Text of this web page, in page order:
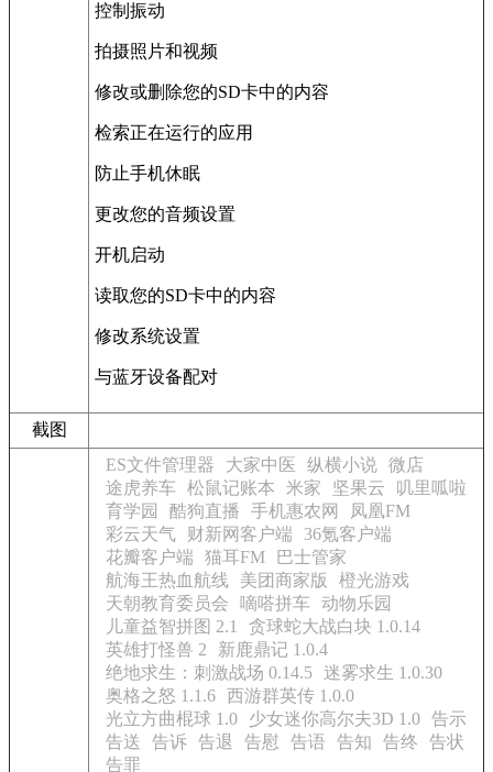
控制振动
拍摄照片和视频
修改或删除您的SD卡中的内容
检索正在运行的应用
防止手机休眠
更改您的音频设置
开机启动
读取您的SD卡中的内容
修改系统设置
与蓝牙设备配对
截图
ES文件管理器 大家中医 纵横小说 微店
途虎养车
松鼠记账本 米家 坚果云
叽里呱啦
育学园
酷狗直播 手机惠农网
凤凰FM
彩云天气
财新网客户端
36氪客户端
花瓣客户端
猫耳FM
巴士管家
航海王热血航线
美团商家版
橙光游戏
天朝教育委员会
嘀嗒拼车
动物乐园
儿童益智拼图 2.1
贪球蛇大战白块 1.0.14
英雄打怪兽 2
新鹿鼎记 1.0.4
绝地求生：刺激战场 0.14.5 迷雾求生 1.0.30
奥格之怒 1.1.6 西游群英传 1.0.0
光立方曲棍球 1.0
少女迷你高尔夫3D 1.0 告示
告送
告诉 告退 告慰 告语 告知 告终
告状
告罪